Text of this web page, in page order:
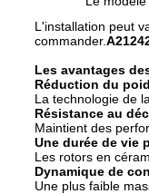
L'installation peut
commander.
Les avantages
Réduction du
La technologie de
Résistance au
Maintient des
Une durée de vie
Les rotors en
Dynamique de
Une plus faible